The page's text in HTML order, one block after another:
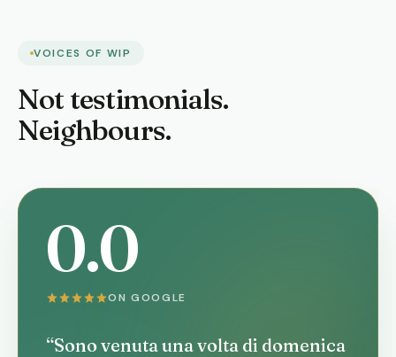
VOICES OF WIP
Not testimonials.
Neighbours.
0.0
ON GOOGLE
“Sono venuta una volta di domenica